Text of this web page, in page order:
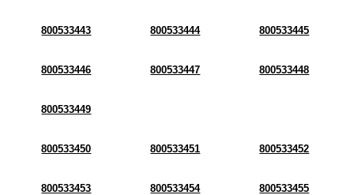
800533443 800533444 800533445
800533446 800533447 800533448
800533449
800533450 800533451 800533452
800533453 800533454 800533455